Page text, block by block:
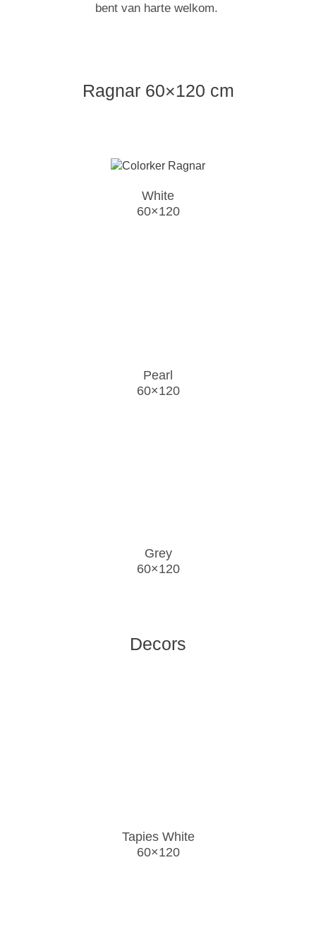
bent van harte welkom.
Ragnar 60×120 cm
White
60×120
Pearl
60×120
Grey
60×120
Decors
Tapies White
60×120